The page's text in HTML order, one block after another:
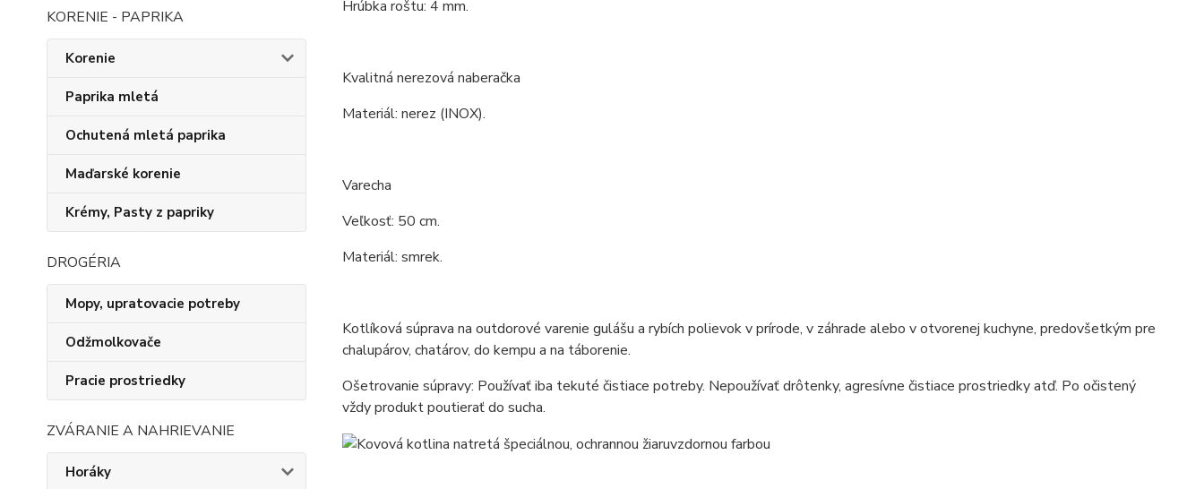
KORENIE - PAPRIKA
Korenie
Paprika mletá
Ochutená mletá paprika
Maďarské korenie
Krémy, Pasty z papriky
DROGÉRIA
Mopy, upratovacie potreby
Odžmolkovače
Pracie prostriedky
ZVÁRANIE A NAHRIEVANIE
Horáky
Hrúbka roštu: 4 mm.
Kvalitná nerezová naberačka
Materiál: nerez (INOX).
Varecha
Veľkosť: 50 cm.
Materiál: smrek.
Kotlíková súprava na outdorové varenie gulášu a rybích polievok v prírode, v záhrade alebo v otvorenej kuchyne, predovšetkým pre
chalupárov, chatárov, do kempu a na táborenie.
Ošetrovanie súpravy: Používať iba tekuté čistiace potreby. Nepoužívať drôtenky, agresívne čistiace prostriedky atď. Po očistený
vždy produkt poutierať do sucha.